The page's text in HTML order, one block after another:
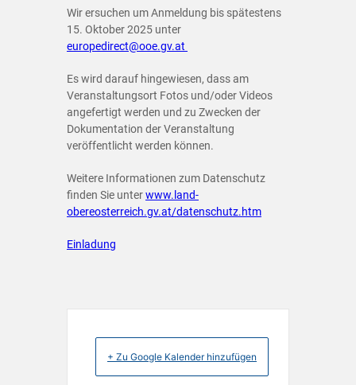
Wir ersuchen um Anmeldung bis spätestens
15. Oktober 2025 unter
europedirect@ooe.gv.at
Es wird darauf hingewiesen, dass am
Veranstaltungsort Fotos und/oder Videos
angefertigt werden und zu Zwecken der
Dokumentation der Veranstaltung
veröffentlicht werden können.
Weitere Informationen zum Datenschutz
finden Sie unterwww.land-
obereosterreich.gv.at/datenschutz.htm
Einladung
+ Zu Google Kalender hinzufügen